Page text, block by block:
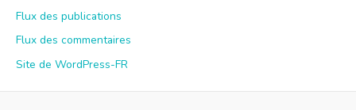
Flux des publications
Flux des commentaires
Site de WordPress-FR